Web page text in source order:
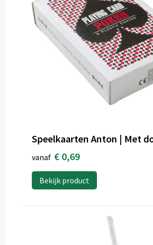
Speelkaarten Anton | Met
vanaf € 0,69
Bekijk product